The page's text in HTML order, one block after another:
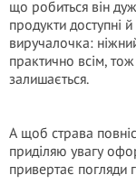
що робиться він
продукти доступні
виручалочка:
практично всім,
залишається.
А щоб страва
приділяю увагу
привертає погляди